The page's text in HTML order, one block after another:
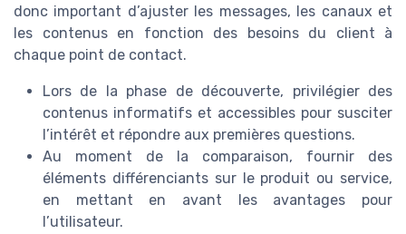
donc important d’ajuster les messages, les canaux et
les contenus en fonction des besoins du client à
chaque point de contact.
Lors de la phase de découverte, privilégier des
contenus informatifs et accessibles pour susciter
l’intérêt et répondre aux premières questions.
Au moment de la comparaison, fournir des
éléments différenciants sur le produit ou service,
en mettant en avant les avantages pour
l’utilisateur.